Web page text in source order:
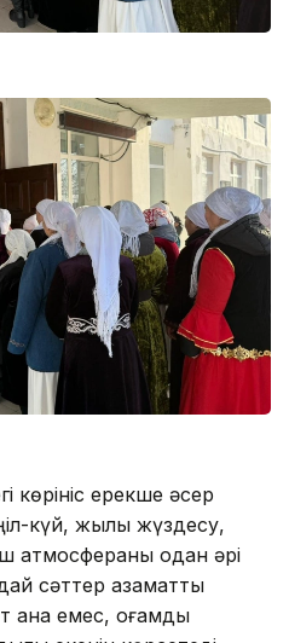
көрініс ерекше әсер
күй, жылы жүздесу,
атмосфераны одан әрі
сәттер азаматтық
қана емес, қоғамды